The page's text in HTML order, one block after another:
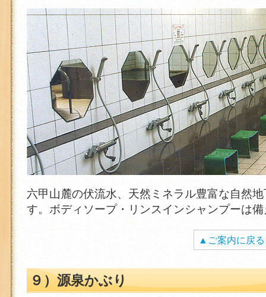
六甲山麓の伏流水、天然ミネラル豊富な自然
す。ボディソープ・リンスインシャンプーは
▲ご案内に戻る
９）源泉かぶり